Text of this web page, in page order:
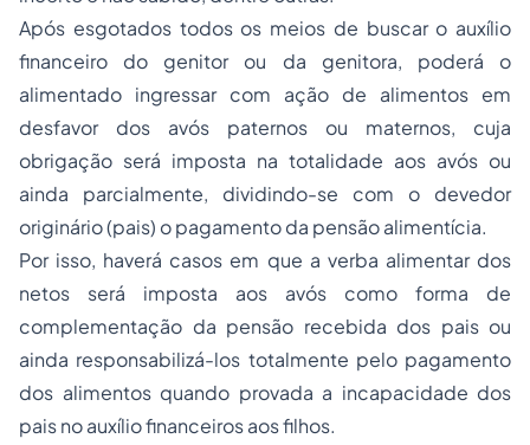
Após esgotados todos os meios de buscar o auxílio
financeiro do genitor ou da genitora, poderá o
alimentado ingressar com ação de alimentos em
desfavor dos avós paternos ou maternos, cuja
obrigação será imposta na totalidade aos avós ou
ainda parcialmente, dividindo-se com o devedor
originário (pais) o pagamento da pensão alimentícia.
Por isso, haverá casos em que a verba alimentar dos
netos será imposta aos avós como forma de
complementação da pensão recebida dos pais ou
ainda responsabilizá-los totalmente pelo pagamento
dos alimentos quando provada a incapacidade dos
pais no auxílio financeiros aos filhos.